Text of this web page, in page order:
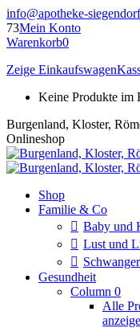
Zum
Inhalt
springen
info@apotheke-
73Mein Konto
Warenkorb0
Zeige Einkaufswagen
Keine Produkte im
Burgenland, Kloster,
Onlineshop
Shop
Familie & Co
Baby und
Lust und
Gesundheit
Column 0
Alle